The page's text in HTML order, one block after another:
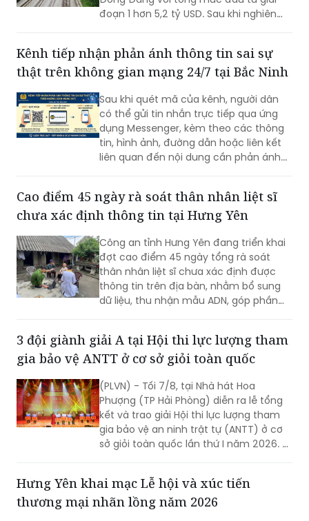
đoạn 1 hơn 5,2 tỷ USD. Sau khi nghiên
nghị nghiên cứu hướng tuyến đảm bảo
hạn chế tối đa ảnh hưởng hưởng đến
lịch sử.
Kênh tiếp nhận phản ánh thông tin sai sự
thật trên không gian mạng 24/7 tại Bắc Ninh
Sau khi quét mã của kênh, người dân
có thể gửi tin nhắn trực tiếp qua ứng
dụng Messenger, kèm theo các thông
tin, hình ảnh, đường dẫn hoặc liên kết
liên quan đến nội dung cần phản ánh...
Cao điểm 45 ngày rà soát thân nhân liệt sĩ
chưa xác định thông tin tại Hưng Yên
Công an tỉnh Hưng Yên đang triển khai
đợt cao điểm 45 ngày tổng rà soát
thân nhân liệt sĩ chưa xác định được
thông tin trên địa bàn, nhằm bổ sung
dữ liệu, thu nhận mẫu ADN, góp phần
3 đội giành giải A tại Hội thi lực lượng tham
gia bảo vệ ANTT ở cơ sở giỏi toàn quốc
(PLVN) - Tối 7/8, tại Nhà hát Hoa
Phượng (TP Hải Phòng) diễn ra lễ tổng
kết và trao giải Hội thi lực lượng tham
gia bảo vệ an ninh trật tự (ANTT) ở cơ
sở giỏi toàn quốc lần thứ I năm 2026. 3
Hưng Yên khai mạc Lễ hội và xúc tiến
thương mại nhãn lồng năm 2026